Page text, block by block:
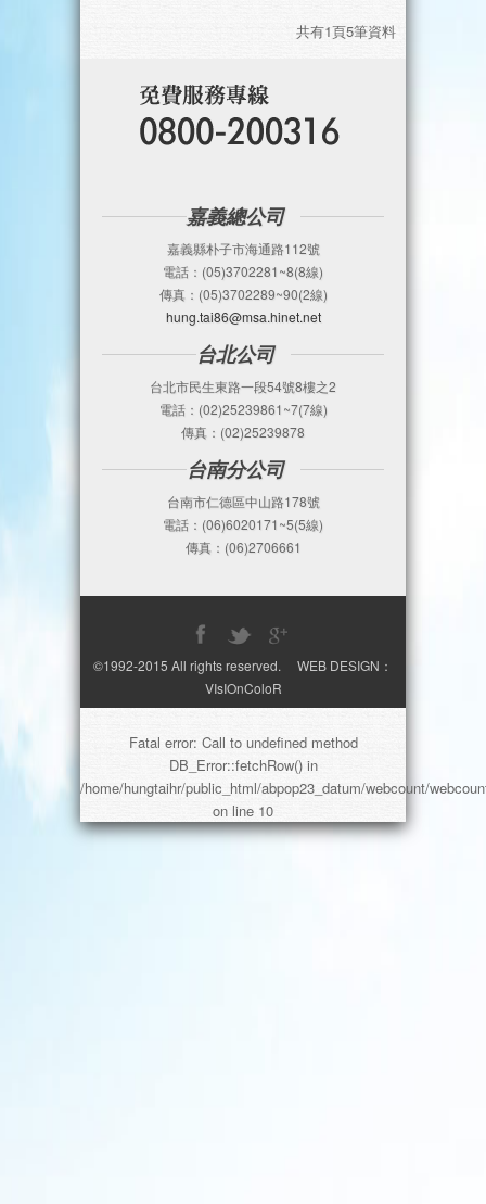
共有1頁5筆資料
嘉義總公司
嘉義縣朴子市海通路112號
電話：(05)3702281~8(8線)
傳真：(05)3702289~90(2線)
hung.tai86@msa.hinet.net
台北公司
台北市民生東路一段54號8樓之2
電話：(02)25239861~7(7線)
傳真：(02)25239878
台南分公司
台南市仁德區中山路178號
電話：(06)6020171~5(5線)
傳真：(06)2706661
©1992-2015 All rights reserved. WEB DESIGN：
VIsIOnColoR
Fatal error: Call to undefined method
DB_Error::fetchRow() in
/home/hungtaihr/public_html/abpop23_datum/webcount/
on line 10